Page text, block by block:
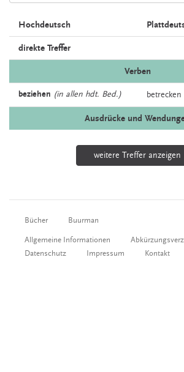
Hochdeutsch
direkte Treffer
Verben
beziehen (in allen hdt. Bed.) betrecken
Ausdrücke und
weitere Treffer anzeigen
Bücher Buurman
Allgemeine Informationen
Datenschutz
Impressum Kontakt